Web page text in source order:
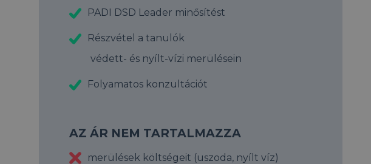
PADI DSD Leader minősítést
Részvétel a tanulók
védett- és nyílt-vízi merülésein
Folyamatos konzultációt
AZ ÁR NEM TARTALMAZZA
merülések költségeit (uszoda, nyílt víz)